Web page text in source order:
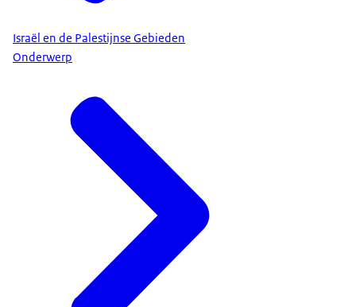
Israël en de Palestijnse Gebieden
Onderwerp